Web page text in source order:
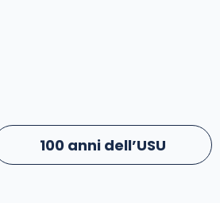
100 anni dell’USU